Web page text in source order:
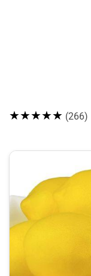
★★★★★ (266)